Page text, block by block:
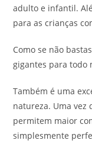
adulto e infantil.
para as crianças
Como se não
gigantes para todo
Também é uma
natureza. Uma vez
permitem maior
simplesmente